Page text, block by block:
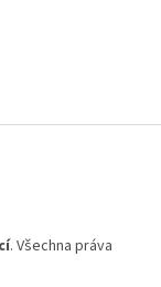
. Všechna práva